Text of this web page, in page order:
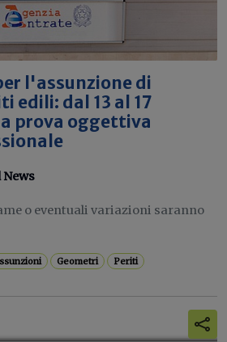
l'assunzione di
edili: dal 13 al 17
prova oggettiva
News
o eventuali variazioni saranno
Geometri Periti